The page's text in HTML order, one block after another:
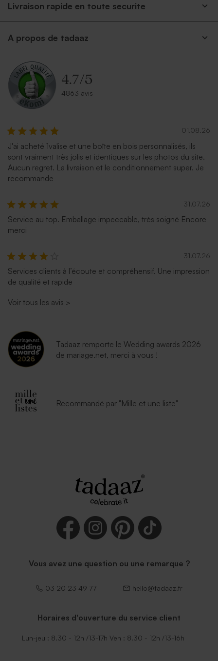
Livraison rapide en toute securite
A propos de tadaaz
4.7/5
4863 avis
01.08.26
J'ai acheté 1valise et une boîte en bois personnalisés, ils
sont vraiment très jolis et identiques sur les photos du site.
Aucun regret. La livraison et le conditionnement super. Je
recommande
31.07.26
Service au top. Emballage impeccable, très soigné Encore
merci
31.07.26
Services clients à l’écoute et compréhensif. Une impression
de qualité et rapide
Voir tous les avis >
Tadaaz remporte le Wedding awards 2026
de mariage.net, merci à vous !
Recommandé par "Mille et une liste"
Vous avez une question ou une remarque ?
03 20 23 49 77 hello@tadaaz.fr
Horaires d'ouverture du service client
Lun-jeu : 8.30 - 12h /13-17h Ven : 8.30 - 12h /13-16h